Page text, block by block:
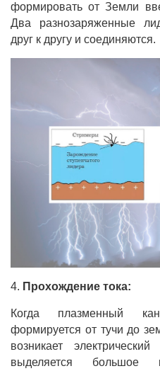
формировать от Земли
Два разнозаряженные
друг к другу и соединяются.
4. Прохождение тока:
Когда плазменный
формируется от тучи до
возникает
выделяется большое